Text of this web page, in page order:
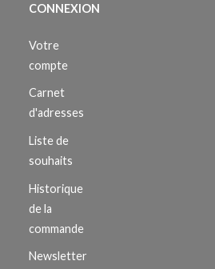
CONNEXION
Votre
compte
Carnet
d'adresses
Liste de
souhaits
Historique
de la
commande
Newsletter